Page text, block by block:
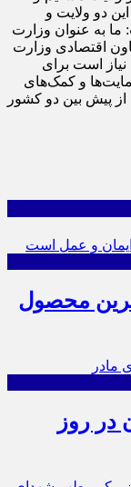
دو ولایت و
به عنوان وزارت
اقتصادی وزارت
است برای
و کمک‌های
از پیش بین دو کشور
محصول
در روز